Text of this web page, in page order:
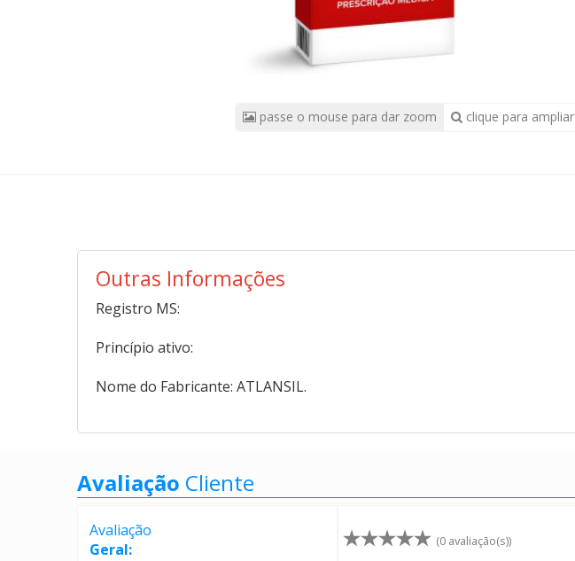
passe o mouse para dar zoom clique para ampliar
Outras Informações
Registro MS:
Princípio ativo:
Nome do Fabricante: ATLANSIL.
Avaliação Cliente
Avaliação
Geral:
(0 avaliação(s))